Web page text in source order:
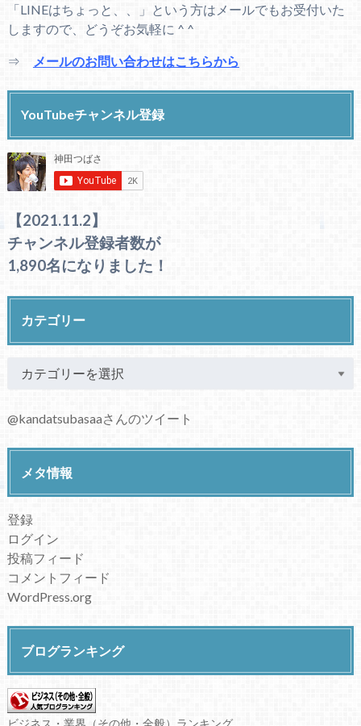
「LINEはちょっと、、」という方はメールでもお受付いた
しますので、どうぞお気軽に ^ ^
⇒ メールのお問い合わせはこちらから
YouTubeチャンネル登録
【2021.11.2】
チャンネル登録者数が
1,890名になりました！
カテゴリー
@kandatsubasaaさんのツイート
メタ情報
登録
ログイン
投稿フィード
コメントフィード
WordPress.org
ブログランキング
ビジネス・業界（その他・全般）ランキング